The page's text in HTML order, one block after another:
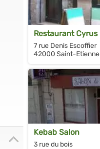
Restaurant Cyrus
7 rue Denis Escoffier
42000 Saint-Etienne
Kebab Salon
3 rue du bois